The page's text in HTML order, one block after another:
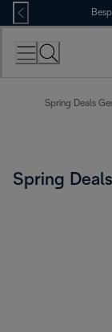
Skip
to
Content
Spring Deals
Spring